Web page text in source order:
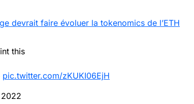
devrait faire évoluer la tokenomics de l’ETH
this
pic.twitter.com/zKUKI06EjH